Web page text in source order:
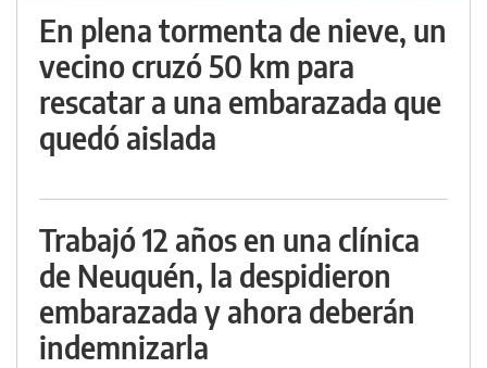
En plena tormenta de nieve, un
vecino cruzó 50 km para
rescatar a una embarazada que
quedó aislada
Trabajó 12 años en una clínica
de Neuquén, la despidieron
embarazada y ahora deberán
indemnizarla